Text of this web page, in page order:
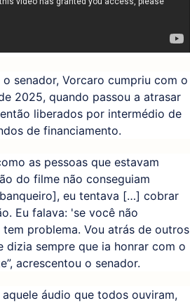
senador, Vorcaro cumpriu com o
2025, quando passou a atrasar
liberados por intermédio de
de financiamento.
as pessoas que estavam
do filme não conseguiam
eu tentava […] cobrar
Eu falava: 'se você não
problema. Vou atrás de outros
dizia sempre que ia honrar com o
acrescentou o senador.
áudio que todos ouviram,